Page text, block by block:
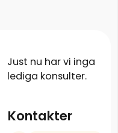
Just nu har vi inga
lediga konsulter.
Kontakter